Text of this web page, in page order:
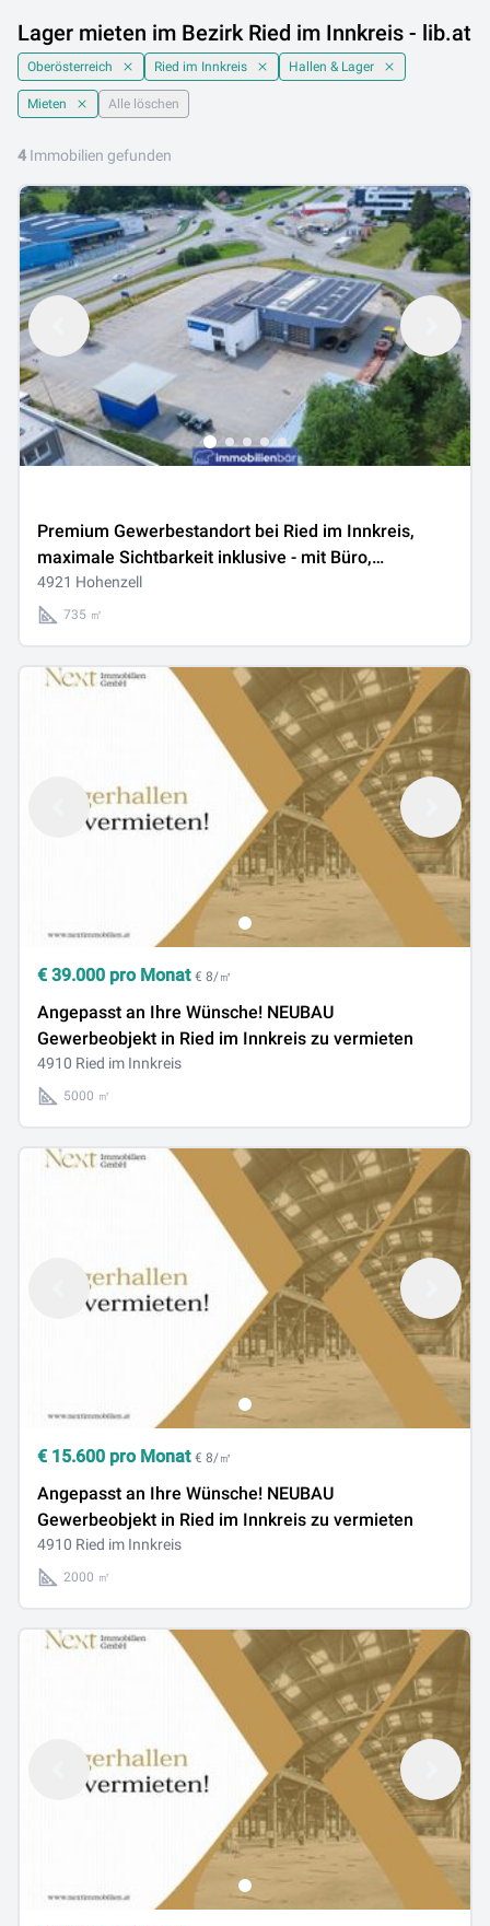
Lager mieten im Bezirk Ried im Innkreis - lib.at
Oberösterreich Ried im Innkreis Hallen & Lager
Mieten Alle löschen
4 Immobilien gefunden
Premium Gewerbestandort bei Ried im Innkreis,
maximale Sichtbarkeit inklusive - mit Büro,
Werkstätte, Waschhalle, Tankstelle und riesigen
Freiflächen
4921 Hohenzell
735 ㎡
€ 39.000 pro Monat € 8/㎡
Angepasst an Ihre Wünsche! NEUBAU
Gewerbeobjekt in Ried im Innkreis zu vermieten
4910 Ried im Innkreis
5000 ㎡
€ 15.600 pro Monat € 8/㎡
Angepasst an Ihre Wünsche! NEUBAU
Gewerbeobjekt in Ried im Innkreis zu vermieten
4910 Ried im Innkreis
2000 ㎡